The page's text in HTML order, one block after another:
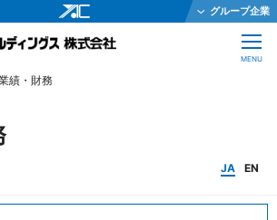
CLOSE
MENU
績・財務
JA EN
グループ企業
ワイエイシイホールディングス株式会社